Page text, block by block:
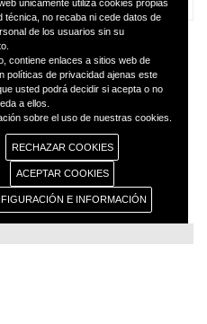
27 28 29
30
únicamente utiliza cookies propias
técnica, no recaba ni cede datos de
de los usuarios sin su
contiene enlaces a sitios web de
políticas de privacidad ajenas este
usted podrá decidir si acepta o no
a ellos.
sobre el uso de nuestras cookies.
RECHAZAR COOKIES
ACEPTAR COOKIES
E INFORMACIÓN